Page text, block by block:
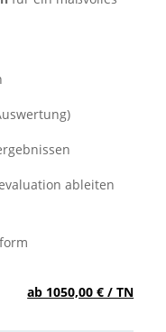
ableiten
ab 1050,00 € / TN